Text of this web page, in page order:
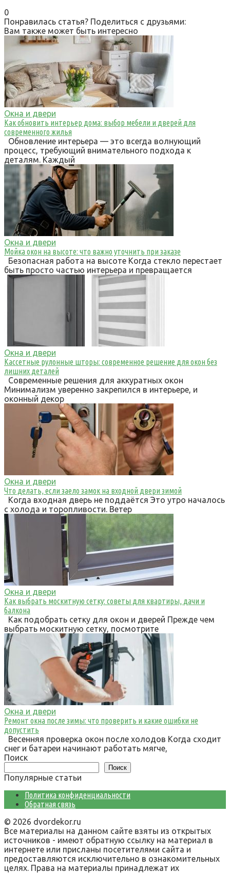
0
Понравилась статья? Поделиться с друзьями:
Вам также может быть интересно
Окна и двери
Как обновить интерьер дома: выбор мебели и дверей для
современного жилья
Обновление интерьера — это всегда волнующий
процесс, требующий внимательного подхода к
деталям. Каждый
Окна и двери
Мойка окон на высоте: что важно уточнить при заказе
Безопасная работа на высоте Когда стекло перестает
быть просто частью интерьера и превращается
Окна и двери
Кассетные рулонные шторы: современное решение для окон без
лишних деталей
Современные решения для аккуратных окон
Минимализм уверенно закрепился в интерьере, и
оконный декор
Окна и двери
Что делать, если заело замок на входной двери зимой
Когда входная дверь не поддаётся Это утро началось
с холода и торопливости. Ветер
Окна и двери
Как выбрать москитную сетку: советы для квартиры, дачи и
балкона
Как подобрать сетку для окон и дверей Прежде чем
выбрать москитную сетку, посмотрите
Окна и двери
Ремонт окна после зимы: что проверить и какие ошибки не
допустить
Весенняя проверка окон после холодов Когда сходит
снег и батареи начинают работать мягче,
Поиск
Поиск
Популярные статьи
Политика конфиденциальности
Обратная связь
© 2026 dvordekor.ru
Все материалы на данном сайте взяты из открытых
источников - имеют обратную ссылку на материал в
интернете или присланы посетителями сайта и
предоставляются исключительно в ознакомительных
целях. Права на материалы принадлежат их